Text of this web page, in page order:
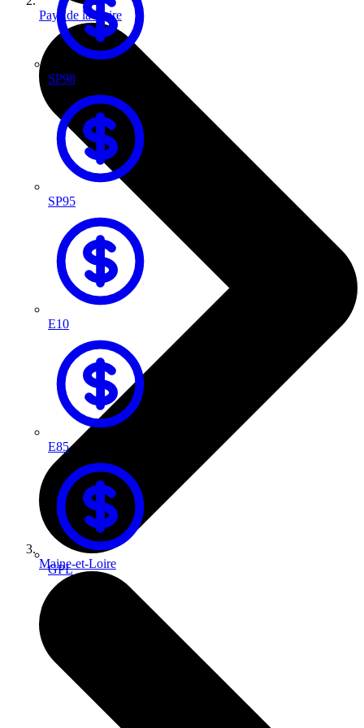
SP98
SP95
E10
E85
GPL
Pays de la Loire
Maine-et-Loire